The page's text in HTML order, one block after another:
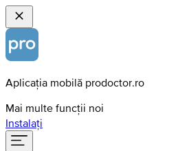
Aplicația mobilă prodoctor.ro
Mai multe funcții noi
Instalați